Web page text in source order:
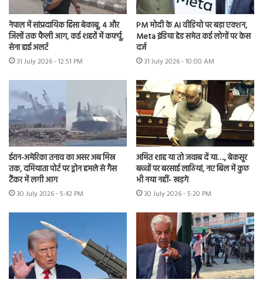
नेपाल में सांप्रदायिक हिंसा बेकाबू, 4 और
जिलों तक फैली आग, कई शहरों में कर्फ्यू,
सेना हाई अलर्ट
31 July 2026 - 12:51 PM
PM मोदी के AI वीडियो पर बड़ा एक्शन,
Meta इंडिया हेड समेत कई लोगों पर केस
दर्ज
31 July 2026 - 10:00 AM
ईरान-अमेरिका तनाव का असर अब मिस्र
तक, दमियाता पोर्ट पर ड्रोन हमले से गैस
टैंकर में लगी आग
30 July 2026 - 5:42 PM
अमित शाह या तो जवाब दें या…., बेकसूर
बच्चों पर बरसाई लाठियां, नए बिल में कुछ
भी नया नहीं- खड़गे
30 July 2026 - 5:20 PM